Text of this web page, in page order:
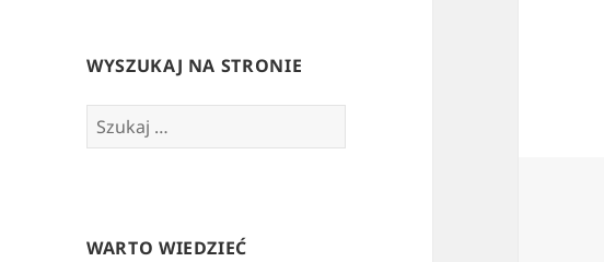
WYSZUKAJ NA STRONIE
Szukaj:
WARTO WIEDZIEĆ